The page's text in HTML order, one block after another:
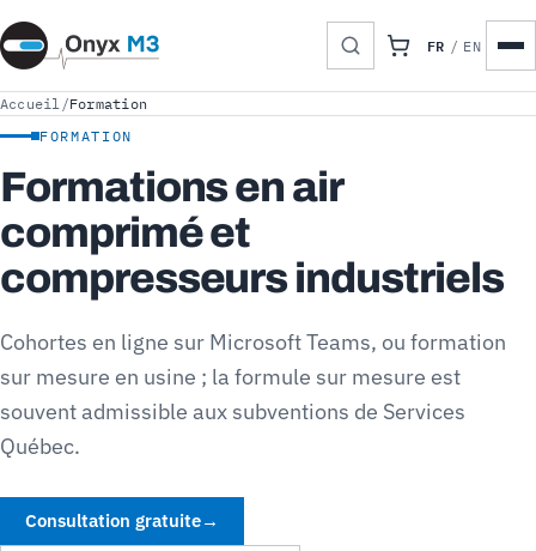
FR / EN
Accueil /Formation
FORMATION
Formations en air
comprimé et
compresseurs industriels
Cohortes en ligne sur Microsoft Teams, ou formation
sur mesure en usine ; la formule sur mesure est
souvent admissible aux subventions de Services
Québec.
Consultation gratuite→